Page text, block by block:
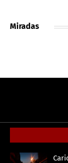
Miradas